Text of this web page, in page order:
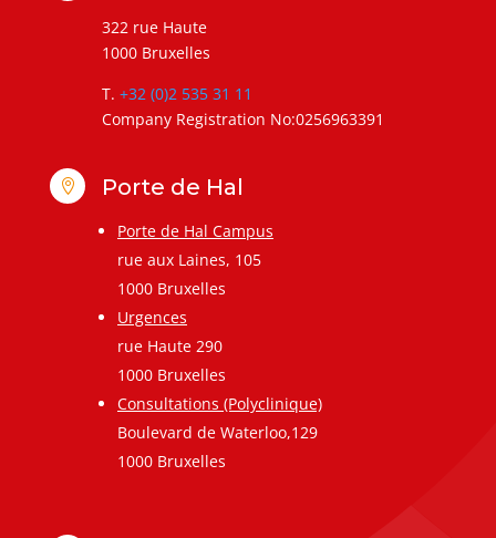
322 rue Haute
1000 Bruxelles
T. +32 (0)2 535 31 11
Company Registration No:0256963391
 Porte de Hal
Porte de Hal Campus
rue aux Laines, 105
1000 Bruxelles
Urgences
rue Haute 290
1000 Bruxelles
Consultations (Polyclinique)
Boulevard de Waterloo,129
1000 Bruxelles